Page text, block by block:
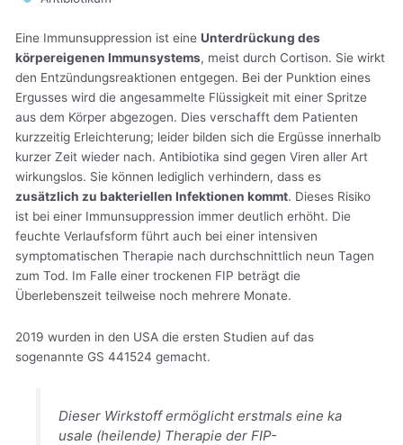
Eine Immunsuppression ist eineUnterdrückung des
körpereigenen Immunsystems, meist durch Cortison. Sie wirkt
den Entzündungsreaktionen entgegen. Bei der Punktion eines
Ergusses wird die angesammelte Flüssigkeit mit einer Spritze
aus dem Körper abgezogen. Dies verschafft dem Patienten
kurzzeitig Erleichterung; leider bilden sich die Ergüsse innerhalb
kurzer Zeit wieder nach. Antibiotika sind gegen Viren aller Art
wirkungslos. Sie können lediglich verhindern, dass es
zusätzlich zu bakteriellen Infektionen kommt. Dieses Risiko
ist bei einer Immunsuppression immer deutlich erhöht. Die
feuchte Verlaufsform führt auch bei einer intensiven
symptomatischen Therapie nach durchschnittlich neun Tagen
zum Tod. Im Falle einer trockenen FIP beträgt die
Überlebenszeit teilweise noch mehrere Monate.
2019 wurden in den USA die ersten Studien auf das
sogenannte GS 441524 gemacht.
Dieser Wirkstoff ermöglicht erstmals eine ka
usale (heilende) Therapie der FIP-